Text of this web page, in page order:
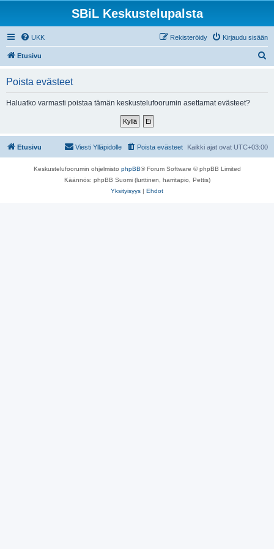
SBiL Keskustelupalsta
UKK Kirjaudu sisään
Rekisteröidy
Etusivu
Poista evästeet
Haluatko varmasti poistaa tämän keskustelufoorumin asettamat evästeet?
Etusivu Kaikki ajat ovat UTC+03:00
Poista evästeet
Viesti Ylläpidolle
Keskustelufoorumin ohjelmisto phpBB® Forum Software © phpBB Limited
Käännös: phpBB Suomi (lurttinen, harritapio, Pettis)
Yksityisyys | Ehdot